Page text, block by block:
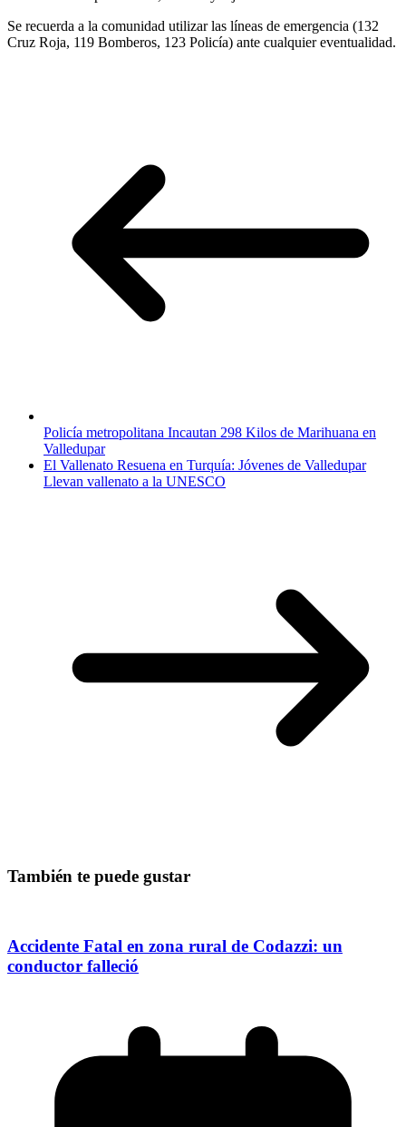
Se recuerda a la comunidad utilizar las líneas de emergencia (132
Cruz Roja, 119 Bomberos, 123 Policía) ante cualquier eventualidad.
Policía metropolitana Incautan 298 Kilos de Marihuana en
Valledupar
El Vallenato Resuena en Turquía: Jóvenes de Valledupar
Llevan vallenato a la UNESCO
También te puede gustar
Accidente Fatal en zona rural de Codazzi: un
conductor falleció